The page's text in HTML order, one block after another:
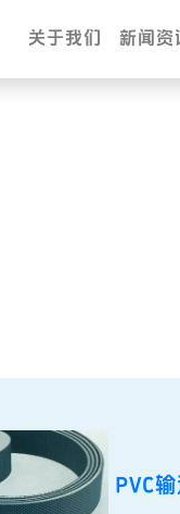
关于我们 新闻资
PVC